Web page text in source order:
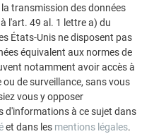
transmission des données
l'art. 49 al. 1 lettre a) du
États-Unis ne disposent pas
équivalent aux normes de
notamment avoir accès à
de surveillance, sans vous
vous y opposer
d'informations à ce sujet dans
et dans les mentions légales.